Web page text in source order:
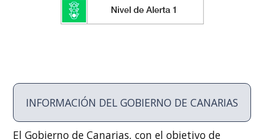
INFORMACIÓN DEL GOBIERNO DE CANARIAS
El Gobierno de Canarias, con el objetivo de